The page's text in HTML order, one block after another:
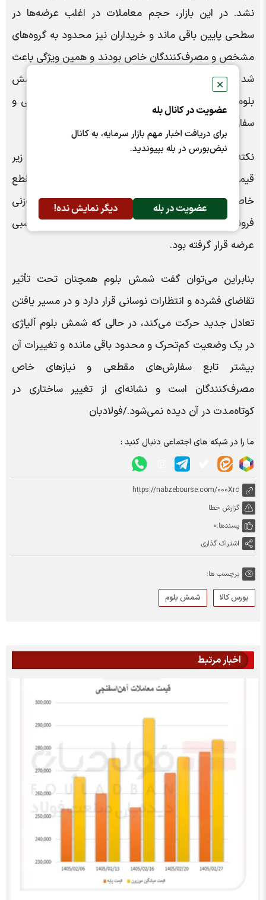
✕
عضویت در کانال بله
برای دریافت اخبار مهم بازار سرمایه، به کانال
نبض‌بورس در بله بپیوندید.
عضویت در بله دیگر نمایش نده!
نشد. در این بازار، حجم معاملات در اغلب عرضه‌ها در
سطحی پایین باقی ماند و خریداران نیز محدود به گروه‌های
مشخص و مصرف‌کنندگان خاص بودند و همین ویژگی باعث
شد بازار از نظر عمق و نقدشوندگی فاصله زیادی با شمش
بلوم داشته باشد و رفتار آن بیشتر شبیه بازاری تخصصی و
سفارشی عمل کند.
نکته قابل توجه در شمش بلوم آلیاژی، ثبت یک معامله زیر
قیمت پایه در یکی از عرضه‌ها بود که نشان داد در آن مقطع
خاص، نه‌تنها رقابت وجود نداشت بلکه قدرت چانه‌زنی
فروشنده نیز کاهش یافته بود و بازار در وضعیت مازاد نسبی
عرضه قرار گرفته بود.
بنابراين می‌‌توان گفت شمش بلوم همچنان تحت تأثیر
تقاضای فشرده و انتظارات نوسانی قرار دارد و در مسیر یافتن
تعادل جدید حرکت می‌کند، در حالی که شمش بلوم آلیاژی
در یک وضعیت کم‌تحرک و محدود باقی مانده و تغییرات آن
بیشتر تابع سفارش‌های مقطعی و نیازهای خاص
مصرف‌کنندگان است و نشانه‌ای از تغییر ساختاری در
کوتاه‌مدت در آن دیده نمی‌شود./فولادبان
ما را در شبکه های اجتماعی دنبال کنید :
https://nabzebourse.com/000Xrc
گزارش خطا
پسندها:0
اشتراک گذاری
برچسب ها:
بورس کالا شمش بلوم
اخبار مرتبط